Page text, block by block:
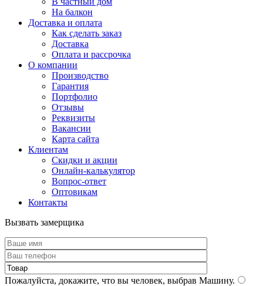
На балкон
Доставка и оплата
Как сделать заказ
Доставка
Оплата и рассрочка
О компании
Производство
Гарантия
Портфолио
Отзывы
Реквизиты
Вакансии
Карта сайта
Клиентам
Скидки и акции
Онлайн-калькулятор
Вопрос-ответ
Оптовикам
Контакты
Вызвать замерщика
Пожалуйста, докажите, что вы человек, выбрав Машину.